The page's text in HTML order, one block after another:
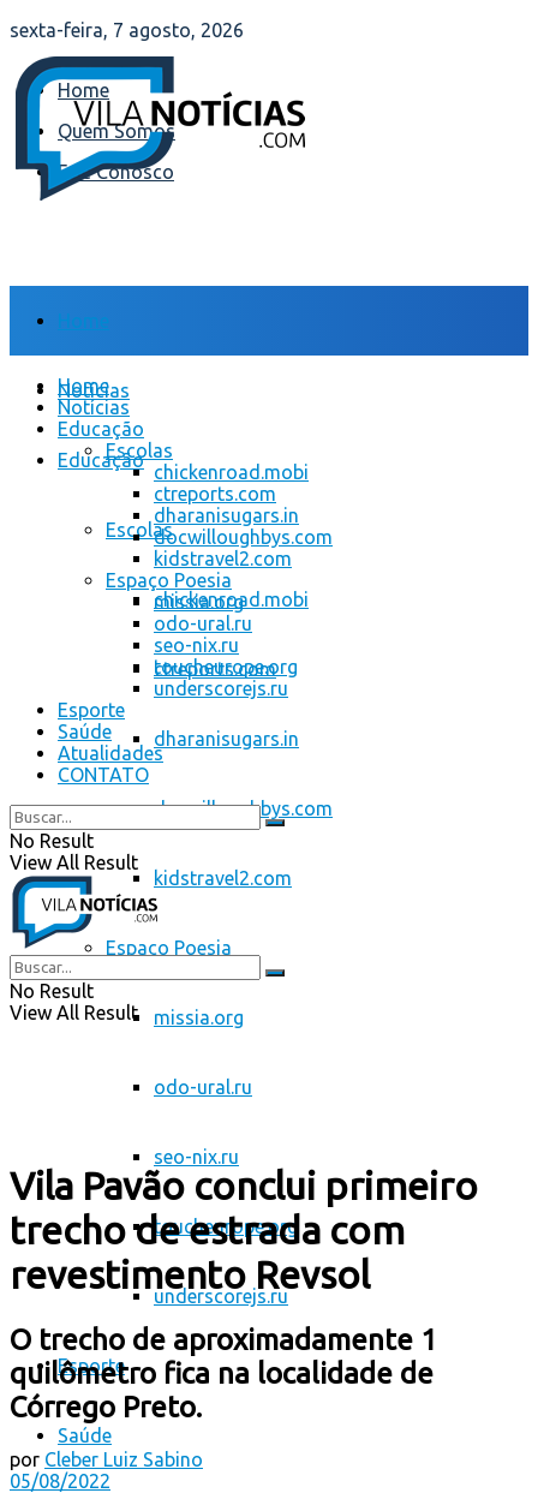
sexta-feira, 7 agosto, 2026
Home
Quem Somos
Fale Conosco
Home
Notícias
Educação
Escolas
chickenroad.mobi
ctreports.com
dharanisugars.in
docwilloughbys.com
kidstravel2.com
Espaço Poesia
missia.org
odo-ural.ru
seo-nix.ru
toucheurope.org
underscorejs.ru
Esporte
Saúde
Home
Notícias
Educação
Escolas
chickenroad.mobi
ctreports.com
dharanisugars.in
docwilloughbys.com
kidstravel2.com
Espaço Poesia
missia.org
odo-ural.ru
seo-nix.ru
toucheurope.org
underscorejs.ru
Esporte
Saúde
Atualidades
CONTATO
No Result
View All Result
No Result
View All Result
Vila Pavão conclui primeiro
trecho de estrada com
revestimento Revsol
O trecho de aproximadamente 1
quilômetro fica na localidade de
Córrego Preto.
por Cleber Luiz Sabino
05/08/2022